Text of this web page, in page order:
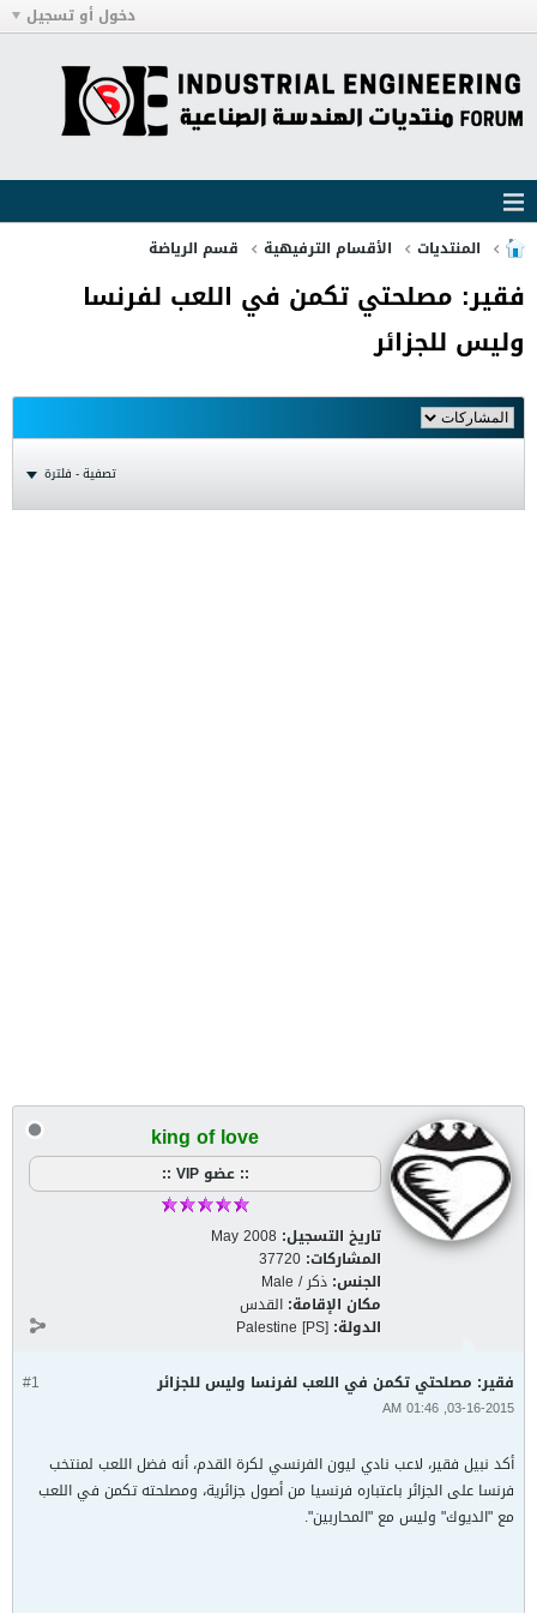
دخول أو تسجيل
المنتديات الأقسام الترفيهية قسم الرياضة
فقير: مصلحتي تكمن في اللعب لفرنسا
وليس للجزائر
تصفية - فلترة
king of love
:: عضو VIP ::
تاريخ التسجيل: May 2008
المشاركات: 37720
الجنس: ذكر / Male
مكان الإقامة: القدس
الدولة: Palestine [PS]
#1 فقير: مصلحتي تكمن في اللعب لفرنسا وليس للجزائر
03-16-2015, 01:46 AM
أكد نبيل فقير، لاعب نادي ليون الفرنسي لكرة القدم، أنه فضل اللعب لمنتخب
فرنسا على الجزائر باعتباره فرنسيا من أصول جزائرية، ومصلحته تكمن في اللعب
مع "الديوك" وليس مع "المحاربين".